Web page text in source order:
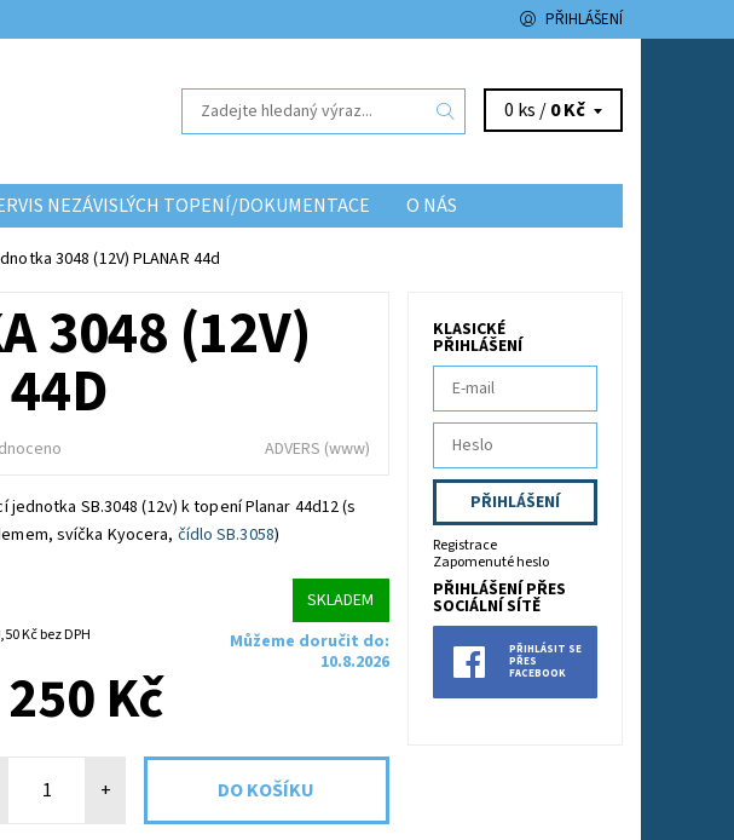
PŘIHLÁŠENÍ
0 ks /0 Kč
NEZÁVISLÝCH TOPENÍ/DOKUMENTACE
O NÁS
3048 (12V) PLANAR 44d
3048 (12V)
ADVERS (www)
jednotka SB.3048 (12v) k topení Planar 44d12 (s
svíčka Kyocera, čídlo SB.3058)
1 859,50 Kč bez DPH
SKLADEM
Můžeme doručit do:
10.8.2026
Kč
+
KLASICKÉ
PŘIHLÁŠENÍ
Registrace
Zapomenuté heslo
PŘIHLÁŠENÍ PŘES
SOCIÁLNÍ SÍTĚ
PŘIHLÁSIT SE
PŘES
FACEBOOK